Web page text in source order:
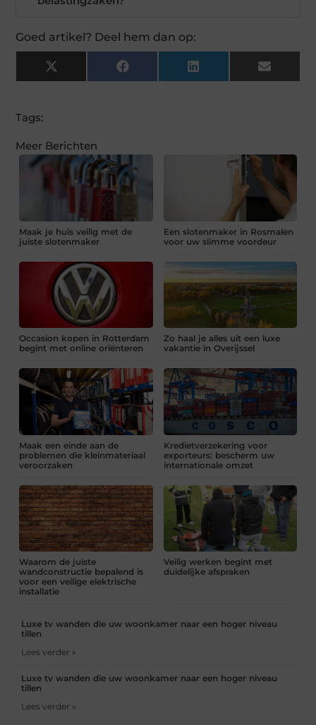
Goed artikel? Deel hem dan op:
X
(Twitter)
Facebook LinkedIn Email
Tags:
Meer Berichten
Maak je huis veilig met de
juiste slotenmaker
Een slotenmaker in Rosmalen
voor uw slimme voordeur
Occasion kopen in Rotterdam
begint met online oriënteren
Zo haal je alles uit een luxe
vakantie in Overijssel
Maak een einde aan de
problemen die kleinmateriaal
veroorzaken
Kredietverzekering voor
exporteurs: bescherm uw
internationale omzet
Waarom de juiste
wandconstructie bepalend is
voor een veilige elektrische
installatie
Veilig werken begint met
duidelijke afspraken
Luxe tv wanden die uw woonkamer naar een hoger niveau
tillen
Lees verder »
Luxe tv wanden die uw woonkamer naar een hoger niveau
tillen
Lees verder »